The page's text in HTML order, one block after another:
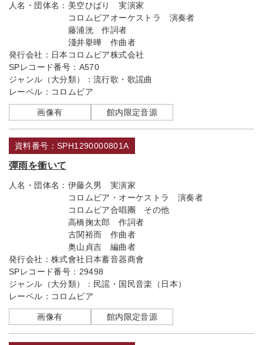
人名・団体名： 美空ひばり 実演家
コロムビアオーケストラ 演奏者
藤浦洸 作詞者
淺井擧曄 作曲者
発行会社： 日本コロムビア株式会社
SPレコード番号： A570
ジャンル（大分類）： 流行歌・歌謡曲
レーベル： コロムビア
画像有 館内限定音源
資料番号：SPH1290000801A
彈雨を衝いて
人名・団体名： 伊藤久男 実演家
コロムビア・オーケストラ 演奏者
コロムビア合唱團 その他
高橋掬太郎 作詞者
古関裕而 作曲者
奥山貞吉 編曲者
発行会社： 株式會社日本蓄音器商會
SPレコード番号： 29498
ジャンル（大分類）： 民謡・国民音楽（日本）
レーベル： コロムビア
画像有 館内限定音源